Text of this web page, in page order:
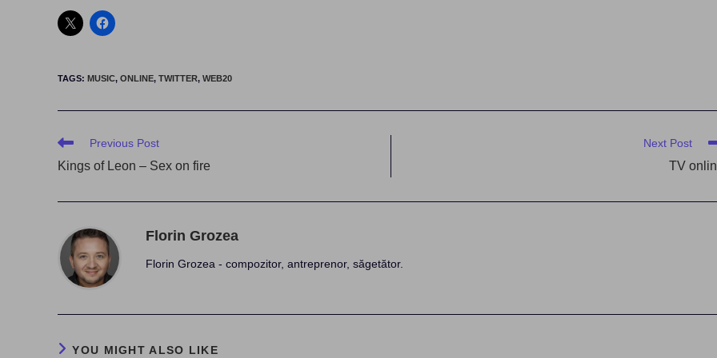
TAGS: MUSIC, ONLINE, TWITTER, WEB20
Read
articles
Previous Post
Kings of Leon – Sex on fire
Next Post
TV
Florin Grozea
Florin Grozea - compozitor, antreprenor, săgetător.
YOU MIGHT ALSO LIKE